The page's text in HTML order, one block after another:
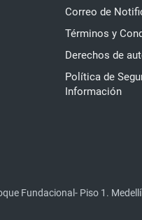
Correo de
Términos y
Derechos de
Política de
Información
Fundacional- Piso 1.